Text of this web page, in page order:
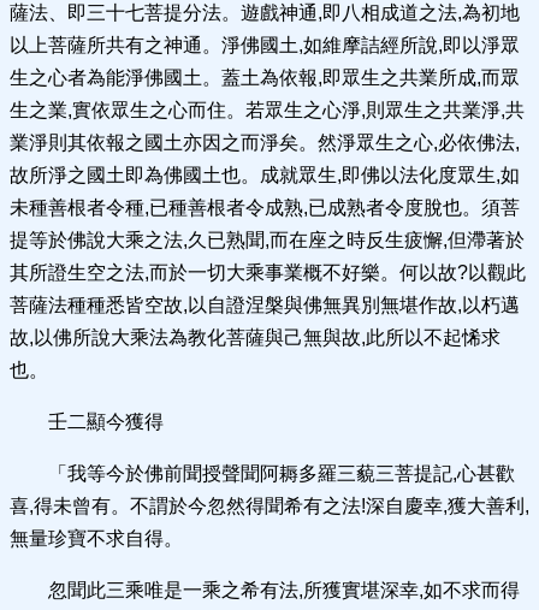
薩法、即三十七菩提分法。遊戲神通,即八相成道之法,為初地
以上菩薩所共有之神通。淨佛國土,如維摩詰經所說,即以淨眾
生之心者為能淨佛國土。蓋土為依報,即眾生之共業所成,而眾
生之業,實依眾生之心而住。若眾生之心淨,則眾生之共業淨,共
業淨則其依報之國土亦因之而淨矣。然淨眾生之心,必依佛法,
故所淨之國土即為佛國土也。成就眾生,即佛以法化度眾生,如
未種善根者令種,已種善根者令成熟,已成熟者令度脫也。須菩
提等於佛說大乘之法,久已熟聞,而在座之時反生疲懈,但滯著於
其所證生空之法,而於一切大乘事業概不好樂。何以故?以觀此
菩薩法種種悉皆空故,以自證涅槃與佛無異別無堪作故,以朽邁
故,以佛所說大乘法為教化菩薩與己無與故,此所以不起悕求
也。
壬二顯今獲得
「我等今於佛前聞授聲聞阿耨多羅三藐三菩提記,心甚歡
喜,得未曾有。不謂於今忽然得聞希有之法!深自慶幸,獲大善利,
無量珍寶不求自得。
忽聞此三乘唯是一乘之希有法,所獲實堪深幸,如不求而得